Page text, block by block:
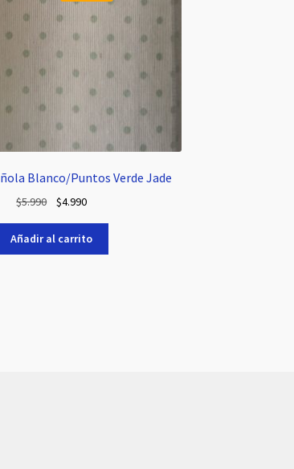
Blanco/Puntos Verde Jade
$5.990
El
original
era:
$4.990El
actual
es:
Añadir al carrito